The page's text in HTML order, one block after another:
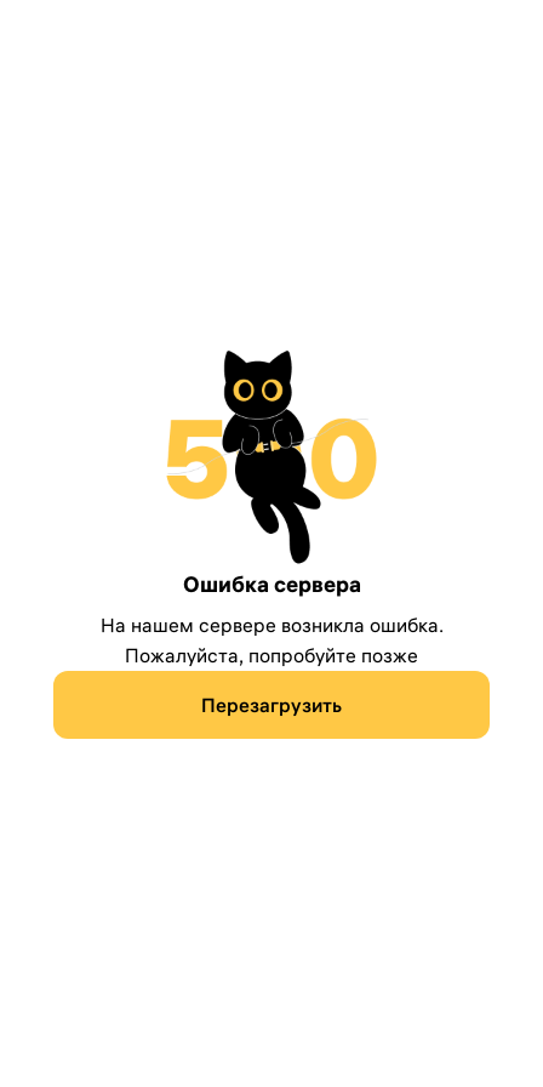
Ошибка сервера
На нашем сервере возникла ошибка.
Пожалуйста, попробуйте позже
Перезагрузить